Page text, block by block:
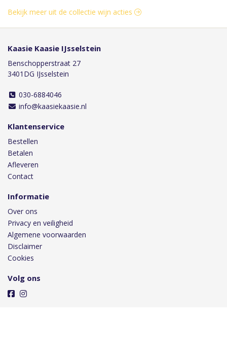
Bekijk meer uit de collectie wijn acties
Kaasie Kaasie IJsselstein
Benschopperstraat 27
3401DG IJsselstein
030-6884046
info@kaasiekaasie.nl
Klantenservice
Bestellen
Betalen
Afleveren
Contact
Informatie
Over ons
Privacy en veiligheid
Algemene voorwaarden
Disclaimer
Cookies
Volg ons